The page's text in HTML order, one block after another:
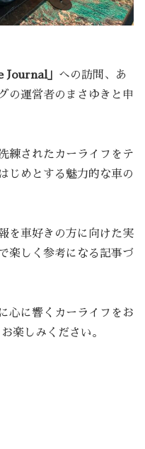
Journal」 への訪問、あ
の運営者のまさゆきと申
練されたカーライフをテ
じめとする魅力的な車の
を車好きの方に向けた実
楽しく参考になる記事づ
心に響くカーライフをお
楽しみください。